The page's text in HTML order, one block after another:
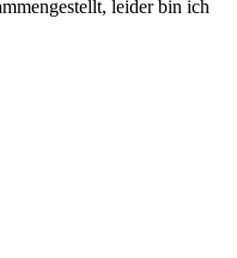
leider bin ich